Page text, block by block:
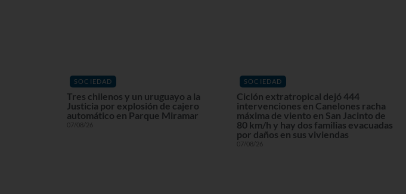
SOCIEDAD
Tres chilenos y un uruguayo a la
Justicia por explosión de cajero
automático en Parque Miramar
07/08/26
SOCIEDAD
Ciclón extratropical dejó 444
intervenciones en Canelones racha
máxima de viento en San Jacinto de
80 km/h y hay dos familias evacuadas
por daños en sus viviendas
07/08/26